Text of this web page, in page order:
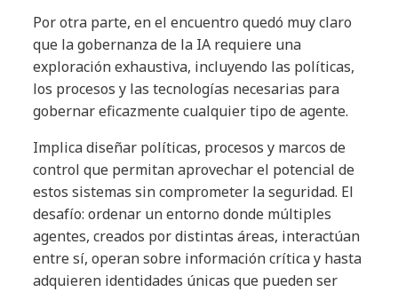
Por otra parte, en el encuentro quedó muy claro
que la gobernanza de la IA requiere una
exploración exhaustiva, incluyendo las políticas,
los procesos y las tecnologías necesarias para
gobernar eficazmente cualquier tipo de agente.
Implica diseñar políticas, procesos y marcos de
control que permitan aprovechar el potencial de
estos sistemas sin comprometer la seguridad. El
desafío: ordenar un entorno donde múltiples
agentes, creados por distintas áreas, interactúan
entre sí, operan sobre información crítica y hasta
adquieren identidades únicas que pueden ser